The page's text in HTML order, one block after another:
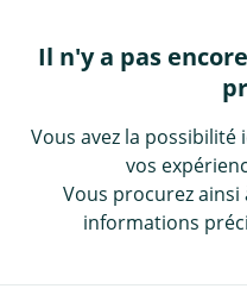
Il n'y a pas
Vous avez la
vos
Vous procurez
informations